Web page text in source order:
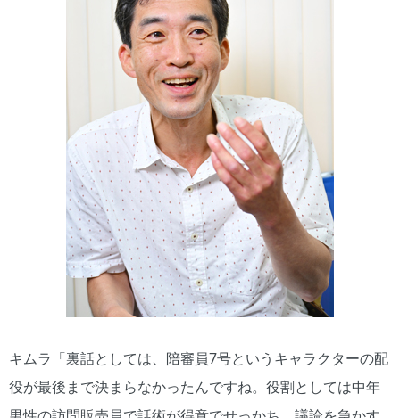
キムラ「裏話としては、陪審員7号というキャラクターの配
役が最後まで決まらなかったんですね。役割としては中年